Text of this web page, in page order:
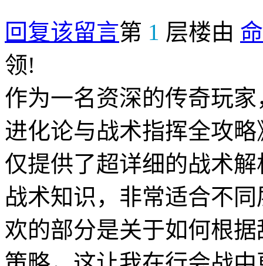
回复该留言第 1 层楼由
领!
作为一名资深的传奇玩
进化论与战术指挥全攻
仅提供了超详细的战术
战术知识，非常适合不
欢的部分是关于如何根